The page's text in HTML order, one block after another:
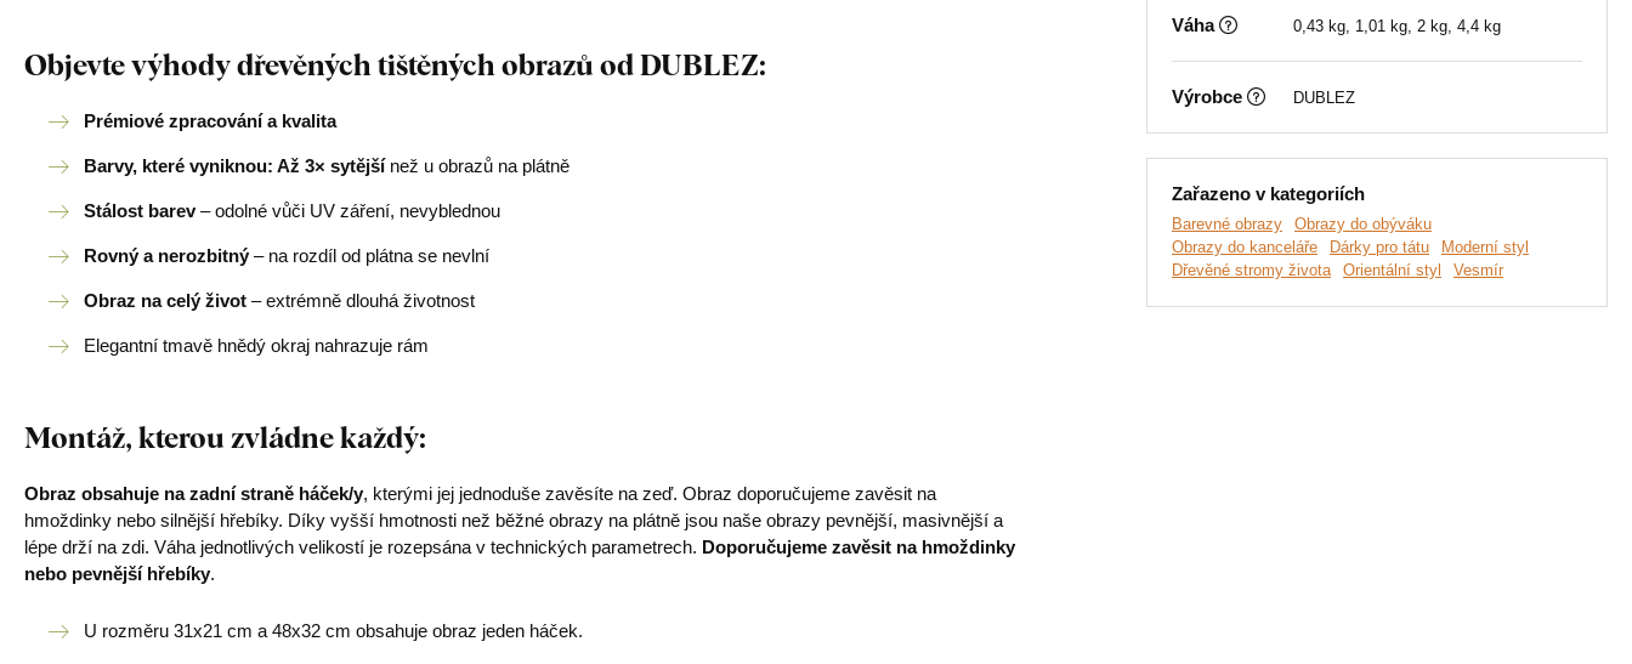
Objevte výhody dřevěných tištěných obrazů od DUBLEZ:
Prémiové zpracování a kvalita
Barvy, které vyniknou: Až 3× sytějšínež u obrazů na plátně
Stálost barev– odolné vůči UV záření, nevyblednou
Rovný a nerozbitný – na rozdíl od plátna se nevlní
Obraz na celý život – extrémně dlouhá životnost
Elegantní tmavě hnědý okraj nahrazuje rám
Montáž, kterou zvládne každý:
Obraz obsahuje na zadní straně háček/y, kterými jej jednoduše zavěsíte na zeď. Obraz doporučujeme zavěsit na
hmoždinky nebo silnější hřebíky. Díky vyšší hmotnosti než běžné obrazy na plátně jsou naše obrazy pevnější, masivnější a
lépe drží na zdi. Váha jednotlivých velikostí je rozepsána v technických parametrech. Doporučujeme zavěsit na hmoždinky
nebo pevnější hřebíky.
U rozměru 31x21 cm a 48x32 cm obsahuje obraz jeden háček.
Váha 0,43 kg, 1,01 kg, 2 kg, 4,4 kg
Výrobce DUBLEZ
Zařazeno v kategoriích
Barevné obrazy
Obrazy do obýváku
Obrazy do kanceláře
Dárky pro tátu
Moderní styl
Dřevěné stromy života
Orientální styl Vesmír